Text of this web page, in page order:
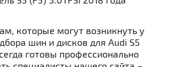
которые могут возникнуть у
шин и дисков для Audi S5
готовы профессионально